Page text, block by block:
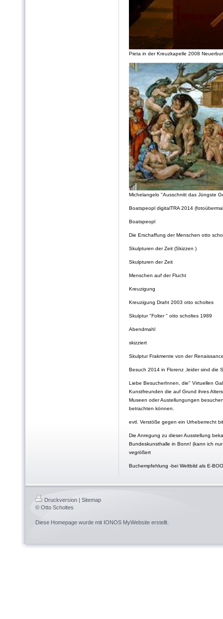
Pieta in der Kreuzkapelle 2008
Michelangelo "Ausschnitt das Jüngste
Boatspeopl digitalTRA 2014
Boatspeopl
Die Erschaffung der Menschen otto
Skulpturen der Zeit (Skizzen )
Skulpturen der Zeit
Menschen auf der Flucht
Kreuzigung
Kreuzigung Draht 2003 otto scholtes
Skulptur "Folter " otto scholtes 1989
Abendmahl
skizziert
Skulptur Frakmente von der
Besuch 2014 in Florenz ,leider sind die
Liebe BesucherInnen, die" Virtuellen
Kunstfreunden die auf Grund ihres
Museen oder Austellungungen
betrachten können.
evtl. Verstöße gegen ein Urheberrecht
Die Anregung zu dieser Ausstellung
Bundeskunsthalle in Bonn! (kann ich
vegrößert
Buchempfehlung -bei Weltbild als E-
Druckversion
Sitemap
© Otto Scholtes
Diese Homepage wurde mit IONOS MyWebsite erstellt.